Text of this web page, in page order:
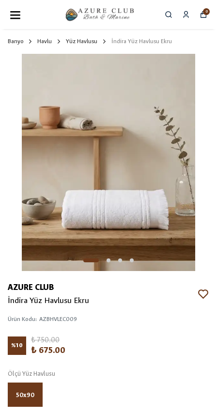
0
Banyo Havlu Yüz Havlusu İndira Yüz Havlusu Ekru
AZURE CLUB
İndira Yüz Havlusu Ekru
Ürün Kodu: AZBHVLEC009
%10
₺ 750.00
₺ 675.00
Ölçü Yüz Havlusu
50x90